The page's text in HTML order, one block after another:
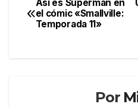
b
a ar
Navegación
de
Así es Superman en
el cómic «Smallville:
Temporada 11»
Por